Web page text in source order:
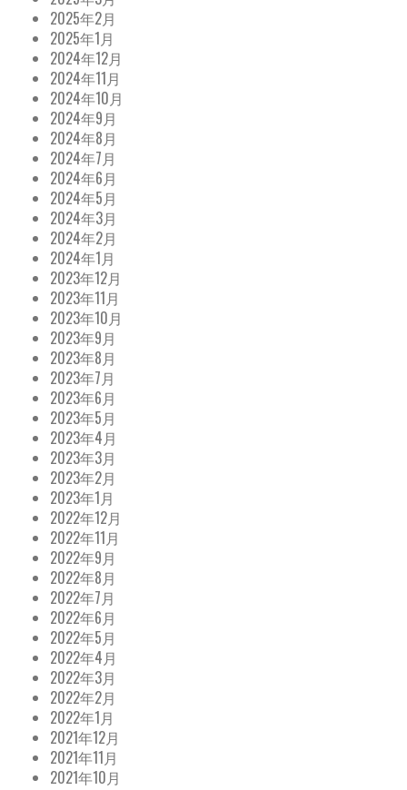
2025年2月
2025年1月
2024年12月
2024年11月
2024年10月
2024年9月
2024年8月
2024年7月
2024年6月
2024年5月
2024年3月
2024年2月
2024年1月
2023年12月
2023年11月
2023年10月
2023年9月
2023年8月
2023年7月
2023年6月
2023年5月
2023年4月
2023年3月
2023年2月
2023年1月
2022年12月
2022年11月
2022年9月
2022年8月
2022年7月
2022年6月
2022年5月
2022年4月
2022年3月
2022年2月
2022年1月
2021年12月
2021年11月
2021年10月